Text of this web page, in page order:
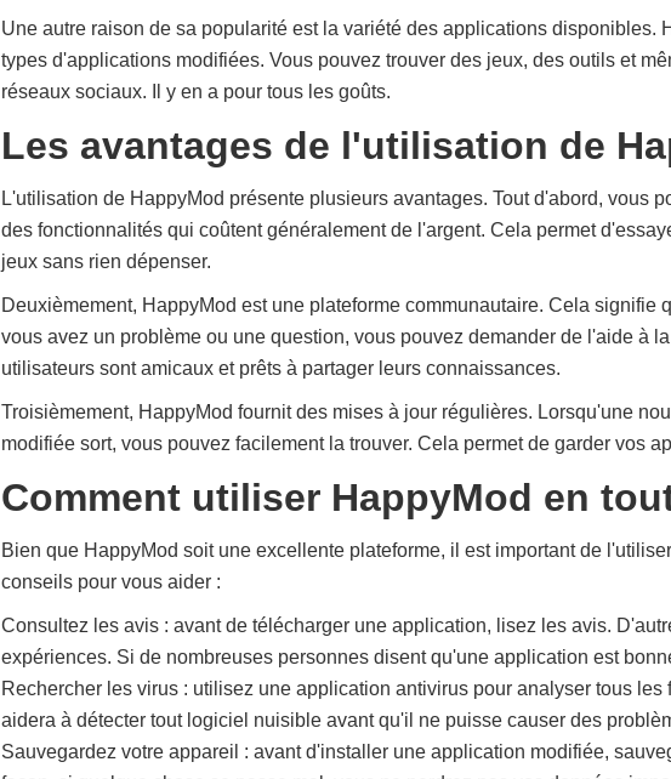
Une autre raison de sa popularité est la variété des applications disponibles.
types d'applications modifiées. Vous pouvez trouver des jeux, des outils et
réseaux sociaux. Il y en a pour tous les goûts.
Les avantages de l'utilisation de
L'utilisation de HappyMod présente plusieurs avantages. Tout d'abord, vous
des fonctionnalités qui coûtent généralement de l'argent. Cela permet
jeux sans rien dépenser.
Deuxièmement, HappyMod est une plateforme communautaire. Cela signifie
vous avez un problème ou une question, vous pouvez demander de l'aide à
utilisateurs sont amicaux et prêts à partager leurs connaissances.
Troisièmement, HappyMod fournit des mises à jour régulières. Lorsqu'une
modifiée sort, vous pouvez facilement la trouver. Cela permet de garder vos
Comment utiliser HappyMod en
Bien que HappyMod soit une excellente plateforme, il est important de
conseils pour vous aider :
Consultez les avis : avant de télécharger une application, lisez les avis.
expériences. Si de nombreuses personnes disent qu'une application est
Rechercher les virus : utilisez une application antivirus pour analyser tous
aidera à détecter tout logiciel nuisible avant qu'il ne puisse causer des
Sauvegardez votre appareil : avant d'installer une application modifiée,